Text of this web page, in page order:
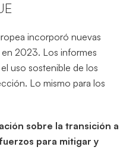
incorporó nuevas
en 2023. Los informes
uso sostenible de los
Lo mismo para los
sobre la transición a
para mitigar y